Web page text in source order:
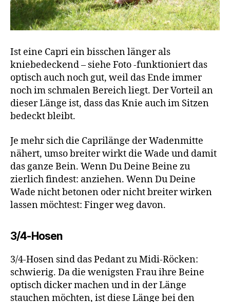
Ist eine Capri ein bisschen länger als
kniebedeckend – siehe Foto -funktioniert das
optisch auch noch gut, weil das Ende immer
noch im schmalen Bereich liegt. Der Vorteil an
dieser Länge ist, dass das Knie auch im Sitzen
bedeckt bleibt.
Je mehr sich die Caprilänge der Wadenmitte
nähert, umso breiter wirkt die Wade und damit
das ganze Bein. Wenn Du Deine Beine zu
zierlich findest: anziehen. Wenn Du Deine
Wade nicht betonen oder nicht breiter wirken
lassen möchtest: Finger weg davon.
3/4-Hosen
3/4-Hosen sind das Pedant zu Midi-Röcken:
schwierig. Da die wenigsten Frau ihre Beine
optisch dicker machen und in der Länge
stauchen möchten, ist diese Länge bei den